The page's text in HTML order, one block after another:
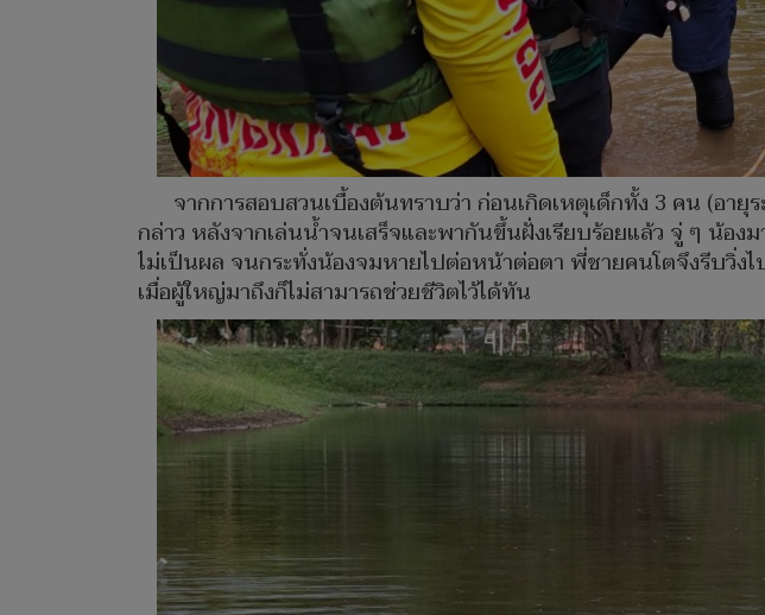
จากการสอบสวนเบื้องต้นทราบว่า ก่อนเกิดเหตุเด็กทั้ง 3 คน (อา
กล่าว หลังจากเล่นน้ำจนเสร็จและพากันขึ้นฝั่งเรียบร้อยแล้ว จู่ ๆ น้อ
ไม่เป็นผล จนกระทั่งน้องจมหายไปต่อหน้าต่อตา พี่ชายคนโตจึงรีบวิ่
เมื่อผู้ใหญ่มาถึงก็ไม่สามารถช่วยชีวิตไว้ได้ทัน